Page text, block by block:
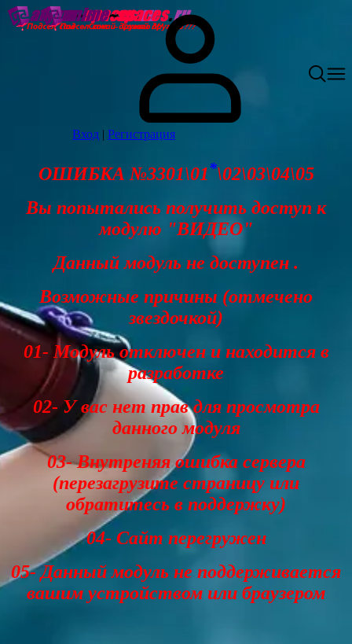
Вход | Регистрация
ОШИБКА №3301\01*\02\03\04\05
Вы попытались получить доступ к
модулю "ВИДЕО"
Данный модуль не доступен .
Возможные причины (отмечено
звездочкой)
01- Модуль отключен и находится в
разработке
02- У вас нет прав для просмотра
данного модуля
03- Внутреняя ошибка сервера
(перезагрузите страницу или
обратитесь в поддержку)
04- Сайт перегружен
05- Данный модуль не поддерживается
вашим устройством или браузером